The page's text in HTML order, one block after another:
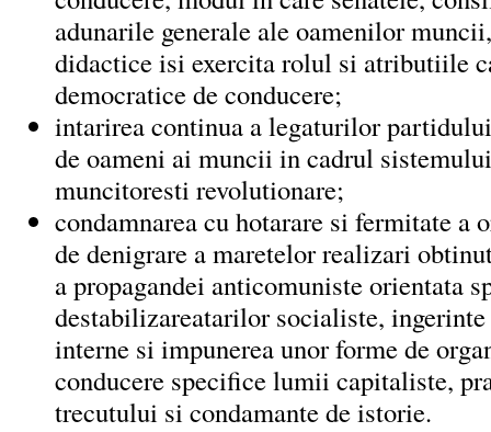
adunarile generale ale oamenilor
didactice isi exercita rolul si atributiile
democratice de conducere;
intarirea continua a legaturilor
de oameni ai muncii in cadrul
muncitoresti revolutionare;
condamnarea cu hotarare si fermitate a
de denigrare a maretelor realizari
a propagandei anticomuniste orientata
destabilizareatarilor socialiste,
interne si impunerea unor forme de
conducere specifice lumii capitaliste,
trecutului si condamante de istorie.